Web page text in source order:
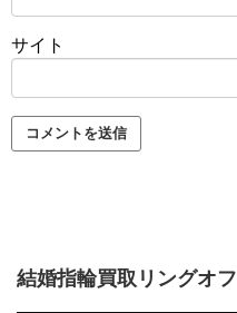
サイト
結婚指輪買取リングオフ